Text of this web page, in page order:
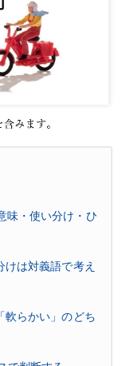
味・使い分け・ひ
は対義語で考え
軟らかい」のどち